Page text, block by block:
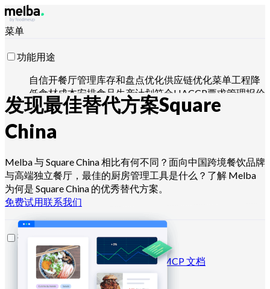
菜单
功能用途
自信开餐厅管理库存和盘点优化供应链优化菜单工程降
低食材成本安排食品生产计划符合HACCP要求管理报价
并分析销售用 Claude、ChatGPT 或 API 操控
连锁和大型集团独立餐厅中央厨房幽灵厨房团餐服务商
面包师和甜点师酒店餐厅
资源
博客帮助中心 新闻通讯API 文档MCP 文档
发现最佳替代方案Square
China
Melba 与 Square China 相比有何不同？面向中国跨境餐饮品牌
与高端独立餐厅，最佳的厨房管理工具是什么？了解 Melba
为何是 Square China 的优秀替代方案。
免费试用联系我们